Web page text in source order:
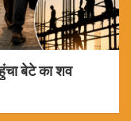
बेटे का शव